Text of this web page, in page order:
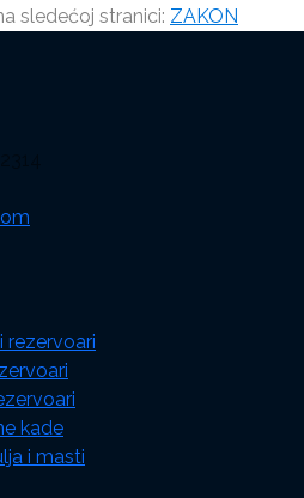
sledećoj stranici: ZAKON
rezervoari
kade
i masti